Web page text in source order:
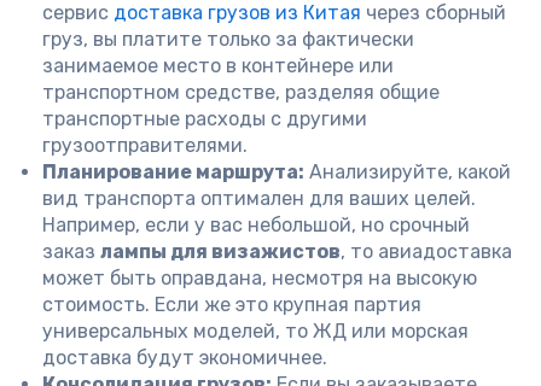
сервис доставка грузов из Китая через сборный
груз, вы платите только за фактически
занимаемое место в контейнере или
транспортном средстве, разделяя общие
транспортные расходы с другими
грузоотправителями.
Планирование маршрута: Анализируйте, какой
вид транспорта оптимален для ваших целей.
Например, если у вас небольшой, но срочный
заказ лампы для визажистов, то авиадоставка
может быть оправдана, несмотря на высокую
стоимость. Если же это крупная партия
универсальных моделей, то ЖД или морская
доставка будут экономичнее.